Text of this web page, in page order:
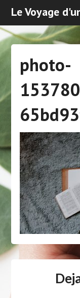
Le Voyage
photo-